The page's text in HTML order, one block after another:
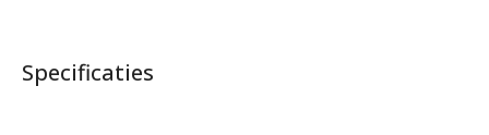
Specificaties